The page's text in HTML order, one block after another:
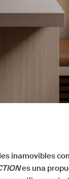
inamovibles
es una